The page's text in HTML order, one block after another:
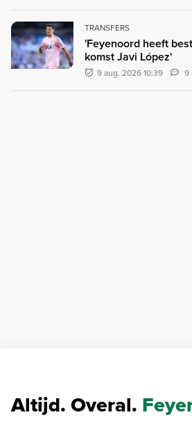
TRANSFERS
'Feyenoord heeft
komst Javi López'
9 aug. 2026 10:39 9
Altijd. Overal.